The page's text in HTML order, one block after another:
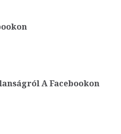
A Facebookon